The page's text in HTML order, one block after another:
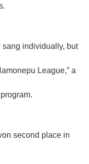
individually, but
League,” a
second place in